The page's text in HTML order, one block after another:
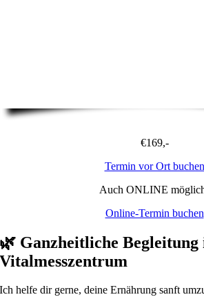
€169,-
Termin vor Ort buchen
Auch ONLINE
Online-Termin buchen
🌿 Ganzheitliche Begleitung
Vitalmesszentrum
Ich helfe dir gerne, deine Ernährung sanft